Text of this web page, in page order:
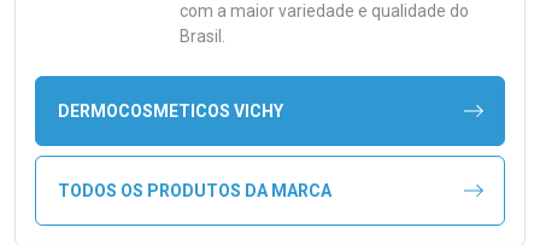
com a maior variedade e qualidade do
Brasil.
DERMOCOSMETICOS VICHY
TODOS OS PRODUTOS DA MARCA